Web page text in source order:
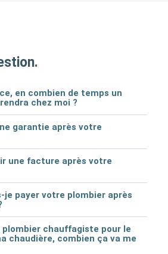
en combien de temps un
chez moi ?
garantie après votre
une facture après votre
je payer votre plombier après
plombier chauffagiste pour le
chaudière, combien ça va me